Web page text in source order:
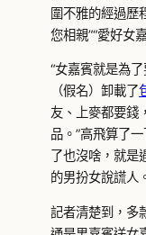
圍不雅的經過歷
您相親”“愛好女
“女嘉賓就是為
（假名）卸載了
友、上麥都要錢
品。”高飛算了
了也沒啥，就是
的男扮女說謊人
記者清楚到，多